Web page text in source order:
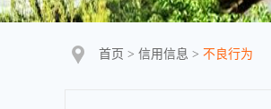
首页 > 信用信息 > 不良行为